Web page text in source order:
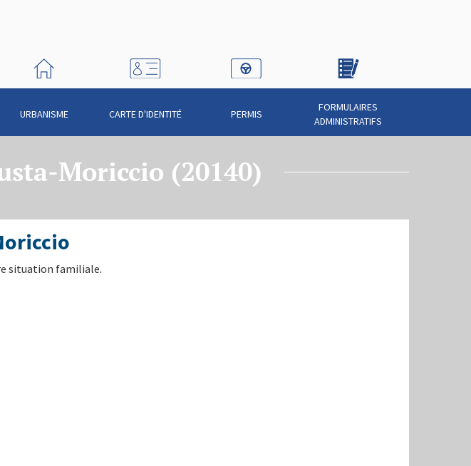
URBANISME CARTE D'IDENTITÉ PERMIS
FORMULAIRES
ADMINISTRATIFS
Moriccio (20140)
situation familiale.